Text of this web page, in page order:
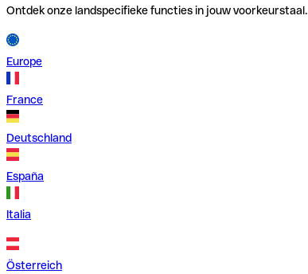
Ontdek onze landspecifieke functies in jouw voorkeurstaal.
Europe
France
Deutschland
España
Italia
Österreich